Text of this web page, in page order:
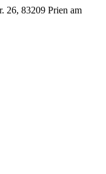
26, 83209 Prien am